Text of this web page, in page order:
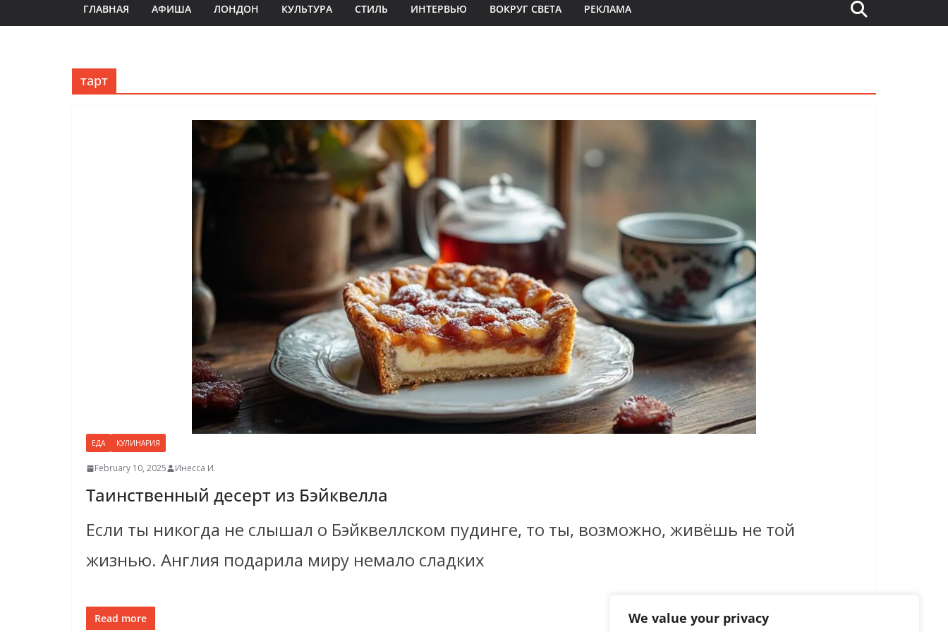
We value your privacy
ГЛАВНАЯ АФИША ЛОНДОН КУЛЬТУРА СТИЛЬ ИНТЕРВЬЮ ВОКРУГ СВЕТА РЕКЛАМА
тарт
ЕДА КУЛИНАРИЯ
February 10, 2025 Инесса И.
Таинственный десерт из Бэйквелла
Если ты никогда не слышал о Бэйквеллском пудинге, то ты, возможно, живёшь не той
жизнью. Англия подарила миру немало сладких
Read more